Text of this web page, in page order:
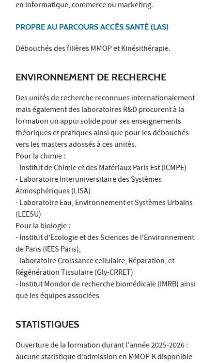
en informatique, commerce ou marketing.
PROPRE AU PARCOURS ACCÈS SANTÉ (LAS)
Débouchés des filières MMOP et Kinésithérapie.
ENVIRONNEMENT DE RECHERCHE
Des unités de recherche reconnues internationalement
mais également des laboratoires R&D procurent à la
formation un appui solide pour ses enseignements
théoriques et pratiques ainsi que pour les débouchés
vers les masters adossés à ces unités.
Pour la chimie :
- Institut de Chimie et des Matériaux Paris Est (ICMPE)
- Laboratoire Interuniversitaire des Systèmes
Atmosphériques (LISA)
- Laboratoire Eau, Environnement et Systèmes Urbains
(LEESU)
Pour la biologie :
- Institut d’Ecologie et des Sciences de l'Environnement
de Paris (IEES Paris),
- laboratoire Croissance cellulaire, Réparation, et
Régénération Tissulaire (Gly-CRRET)
- Institut Mondor de recherche biomédicale (IMRB) ainsi
que les équipes associées
STATISTIQUES
Ouverture de la formation durant l'année 2025-2026 :
aucune statistique d'admission en MMOP-K disponible